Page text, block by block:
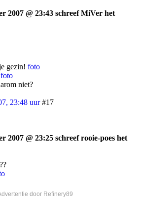
2007 @ 23:43 schreef MiVer het
gezin! foto
foto
niet?
23:48 uur #17
2007 @ 23:25 schreef rooie-poes het
door Refinery89